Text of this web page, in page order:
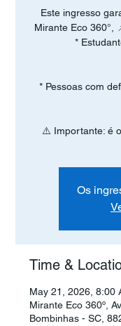
Este ingresso
Mirante Eco 360°,
*
* Pessoas com
⚠️ Importante: é
Os
Time &
May 21, 2026, 8:00
Mirante Eco 360º,
Bombinhas - SC,